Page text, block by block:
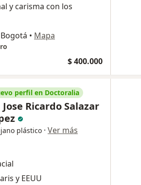
y carisma con los
• Mapa
$ 400.000
perfil en Doctoralia
Jose Ricardo Salazar
plástico · Ver más
y EEUU